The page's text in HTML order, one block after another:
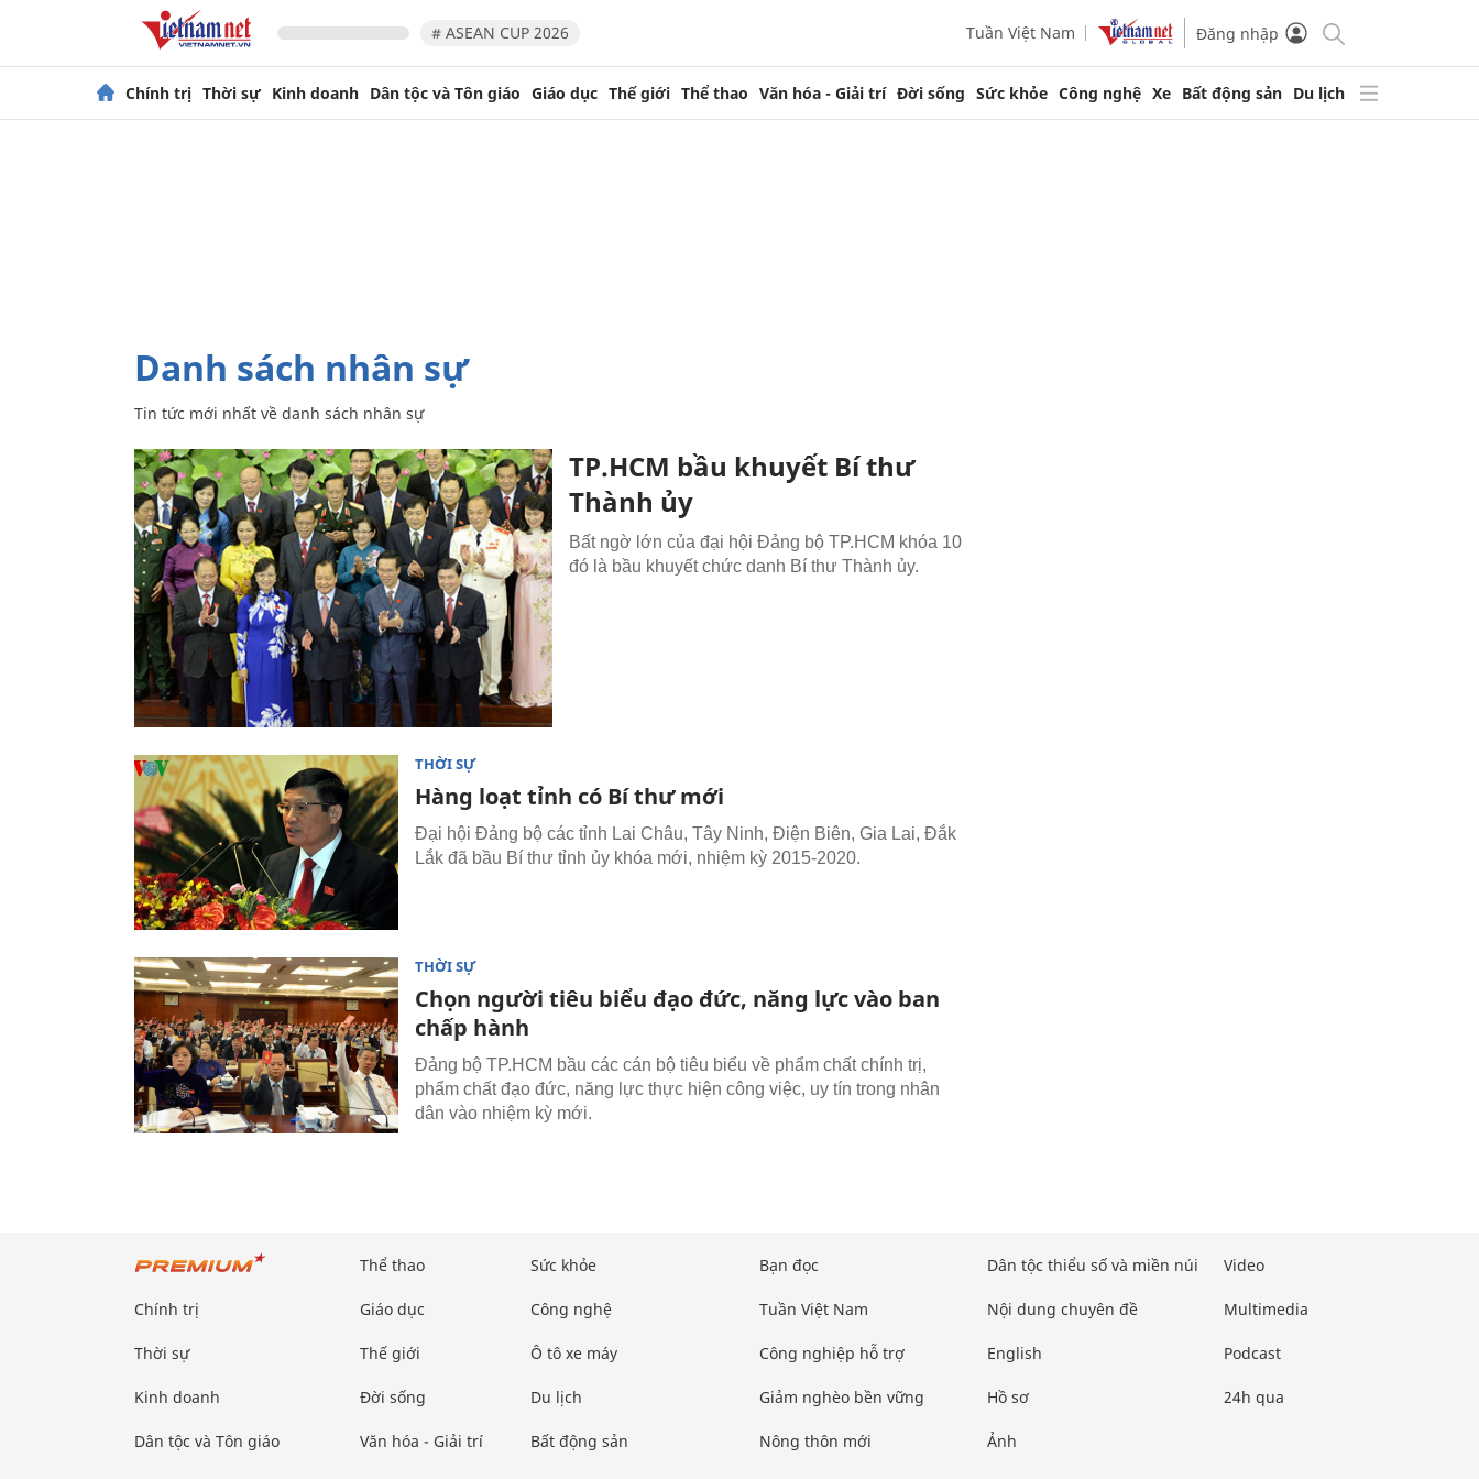
# ASEAN CUP 2026 Tuần Việt Nam Đăng nhập
Chính trị Thời sự Kinh doanh Dân tộc và Tôn giáo Giáo dục Thế giới Thể thao Văn hóa - Giải trí Đời sống Sức khỏe Công nghệ Xe Bất động sản Du lịch
danh sách nhân sự
Tin tức mới nhất về danh sách nhân sự
TP.HCM bầu khuyết Bí thư
Thành ủy
Bất ngờ lớn của đại hội Đảng bộ TP.HCM khóa 10
đó là bầu khuyết chức danh Bí thư Thành ủy.
THỜI SỰ
Hàng loạt tỉnh có Bí thư mới
Đại hội Đảng bộ các tỉnh Lai Châu, Tây Ninh, Điện Biên, Gia Lai, Đắk
Lắk đã bầu Bí thư tỉnh ủy khóa mới, nhiệm kỳ 2015-2020.
THỜI SỰ
Chọn người tiêu biểu đạo đức, năng lực vào ban
chấp hành
Đảng bộ TP.HCM bầu các cán bộ tiêu biểu về phẩm chất chính trị,
phẩm chất đạo đức, năng lực thực hiện công việc, uy tín trong nhân
dân vào nhiệm kỳ mới.
Chính trị
Thời sự
Kinh doanh
Dân tộc và Tôn giáo
Thể thao
Giáo dục
Thế giới
Đời sống
Văn hóa - Giải trí
Sức khỏe
Công nghệ
Ô tô xe máy
Du lịch
Bất động sản
Bạn đọc
Tuần Việt Nam
Công nghiệp hỗ trợ
Giảm nghèo bền vững
Nông thôn mới
Dân tộc thiểu số và miền núi
Nội dung chuyên đề
English
Hồ sơ
Ảnh
Video
Multimedia
Podcast
24h qua